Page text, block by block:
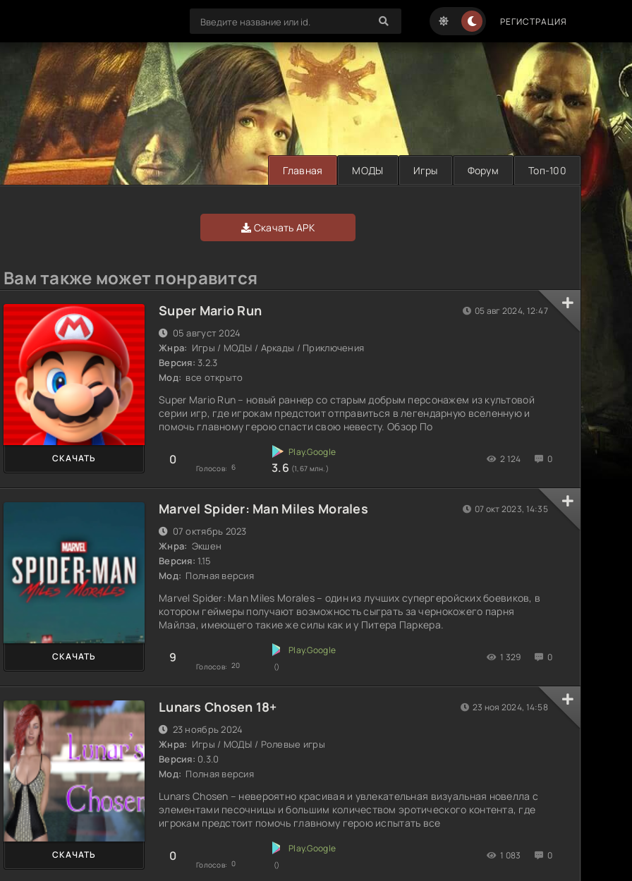
РЕГИСТРАЦИЯ
Главная МОДЫ Игры Форум Топ-100
Скачать APK
Вам также может понравится
Super Mario Run
05 август 2024
Жнра: Игры / МОДЫ / Аркады / Приключения
Версия: 3.2.3
Мод: все открыто
Super Mario Run – новый раннер со старым добрым персонажем из культовой
серии игр, где игрокам предстоит отправиться в легендарную вселенную и
помочь главному герою спасти свою невесту. Обзор По
СКАЧАТЬ 0
Голосов: 6 3.6 (1,67 млн.)
2 124 0
05 авг 2024, 12:47
Marvel Spider: Man Miles Morales
07 октябрь 2023
Жнра: Экшен
Версия: 1.15
Мод: Полная версия
Marvel Spider: Man Miles Morales – один из лучших супергеройских боевиков, в
котором геймеры получают возможность сыграть за чернокожего парня
Майлза, имеющего такие же силы как и у Питера Паркера.
СКАЧАТЬ 9
Голосов: 20 ()
1 329 0
07 окт 2023, 14:35
Lunars Chosen 18+
23 ноябрь 2024
Жнра: Игры / МОДЫ / Ролевые игры
Версия: 0.3.0
Мод: Полная версия
Lunars Chosen – невероятно красивая и увлекательная визуальная новелла с
элементами песочницы и большим количеством эротического контента, где
игрокам предстоит помочь главному герою испытать все
СКАЧАТЬ 0
Голосов: 0 ()
1 083 0
23 ноя 2024, 14:58